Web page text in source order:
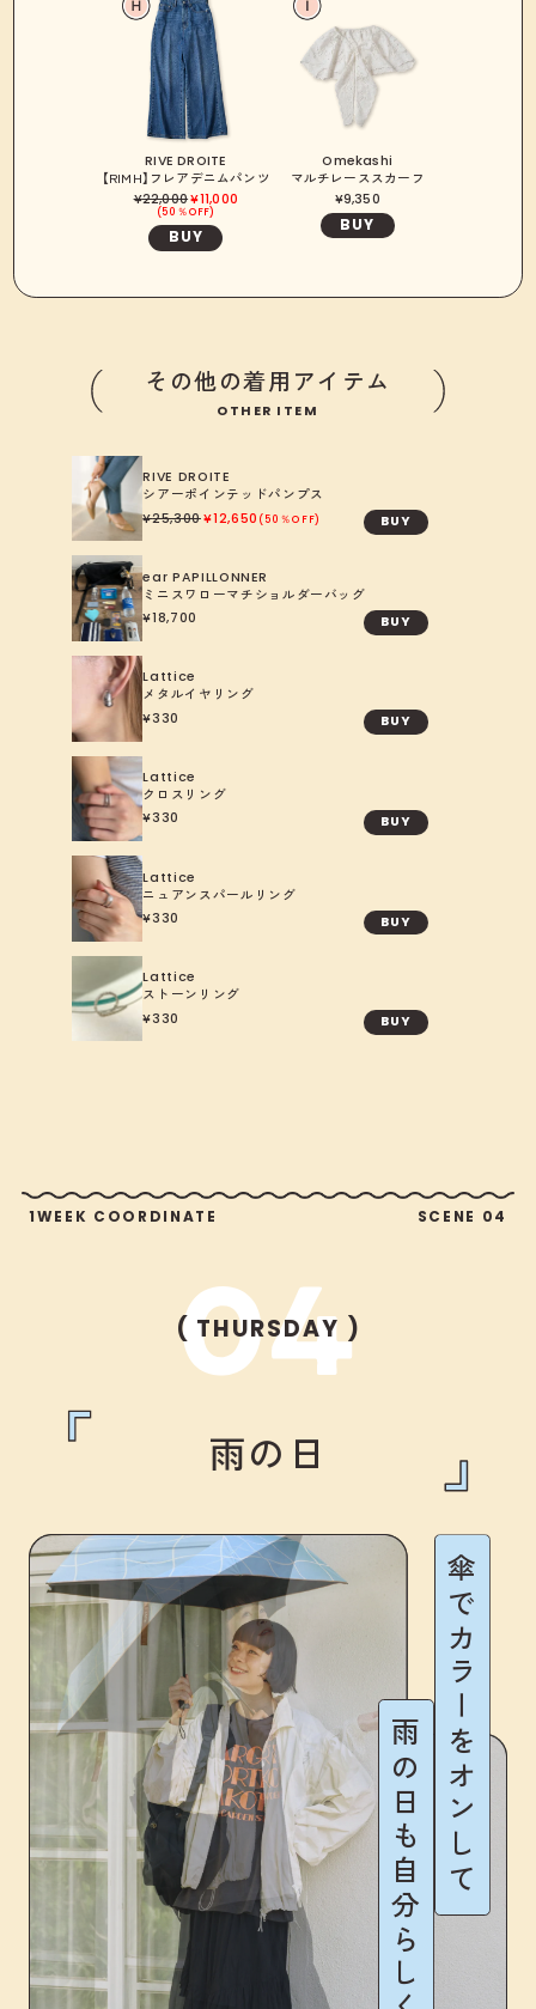
RIVE DROITE
【RIMH】フレアデニムパンツ
22,000 11,000
50％OFF
BUY
Omekashi
マルチレーススカーフ
9,350
BUY
その他の着用アイテム
OTHER ITEM
RIVE DROITE
シアーポインテッドパンプス
25,300 12,650 50％OFF BUY
ear PAPILLONNER
ミニスワローマチショルダーバッグ
18,700 BUY
Lattice
メタルイヤリング
330 BUY
Lattice
クロスリング
330 BUY
Lattice
ニュアンスパールリング
330 BUY
Lattice
ストーンリング
330 BUY
1WEEK COORDINATE SCENE 04
( THURSDAY )
雨の日
傘でカラーをオンして
雨の日も自分らしく